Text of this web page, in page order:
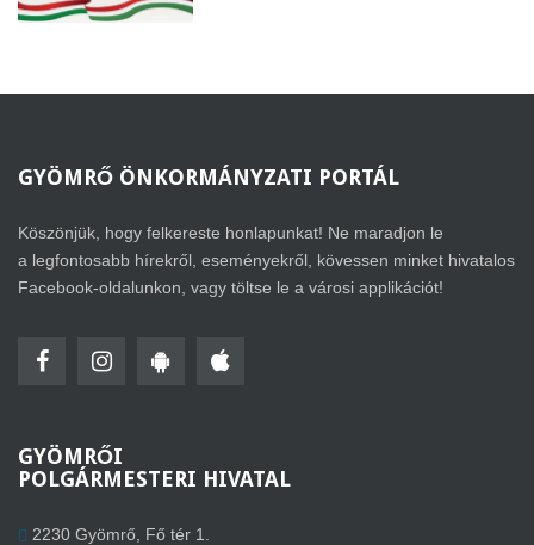
GYÖMRŐ ÖNKORMÁNYZATI PORTÁL
Köszönjük, hogy felkereste honlapunkat! Ne maradjon le
a legfontosabb hírekről, eseményekről, kövessen minket hivatalos
Facebook-oldalunkon, vagy töltse le a városi applikációt!
GYÖMRŐI
POLGÁRMESTERI HIVATAL
2230 Gyömrő, Fő tér 1.